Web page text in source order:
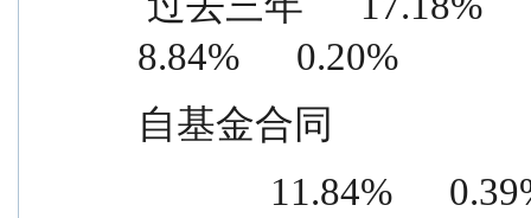
8.84%      0.20%
自基金合同